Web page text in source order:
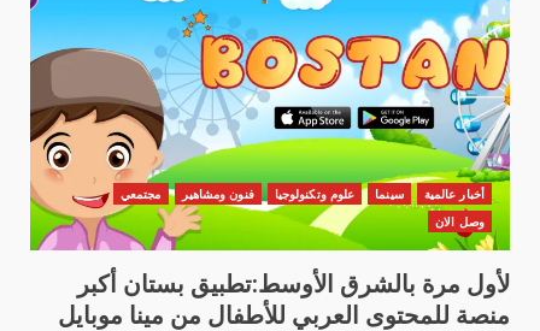
أخبار عالمية سينما علوم وتكنولوجيا فنون ومشاهير
مجتمعي
وصل الان
لأول مرة بالشرق الأوسط:تطبيق بستان أكبر
منصة للمحتوى العربي للأطفال من مينا موبايل